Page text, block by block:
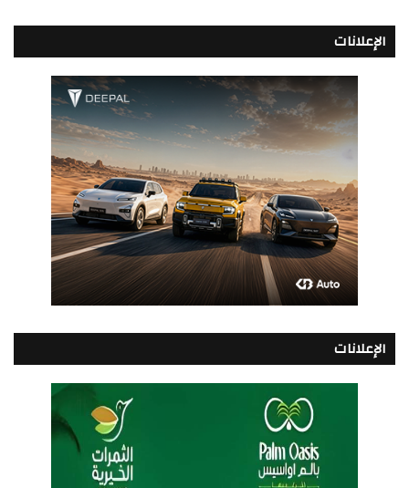
الإعلانات
الإعلانات